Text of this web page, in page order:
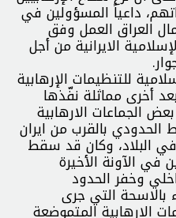
داعياً المسؤولين في
العراق العمل وفق
الايرانية من أجل
للتنظيمات الإرهابية
أخرى مماثلة نفّذها
الجماعات الارهابية
بالقرب من ايران
البلاد، وكان قد سقط
في الآونة الأخيرة
وخفر الحدود
بالاسحة التي جرى
الارهابية المتموضعة